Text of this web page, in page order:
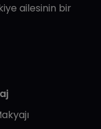
ailesinin bir